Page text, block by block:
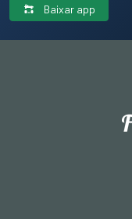
Baixar app